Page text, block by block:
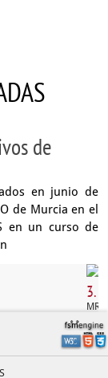
de
en junio de
de Murcia en el
en un curso de
3.
MR.